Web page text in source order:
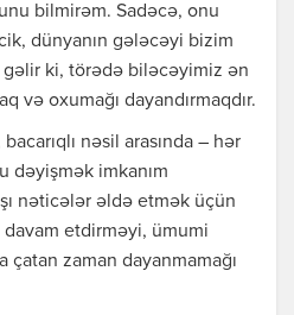
bilmirəm. Sadəcə, onu
dünyanın gələcəyi bizim
ki, törədə biləcəyimiz ən
və oxumağı dayandırmaqdır.
nəsil arasında – hər
dəyişmək imkanım
nəticələr əldə etmək üçün
davam etdirməyi, ümumi
zaman dayanmamağı